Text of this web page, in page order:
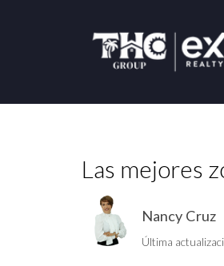
Las mejores
Nancy Cruz
Última